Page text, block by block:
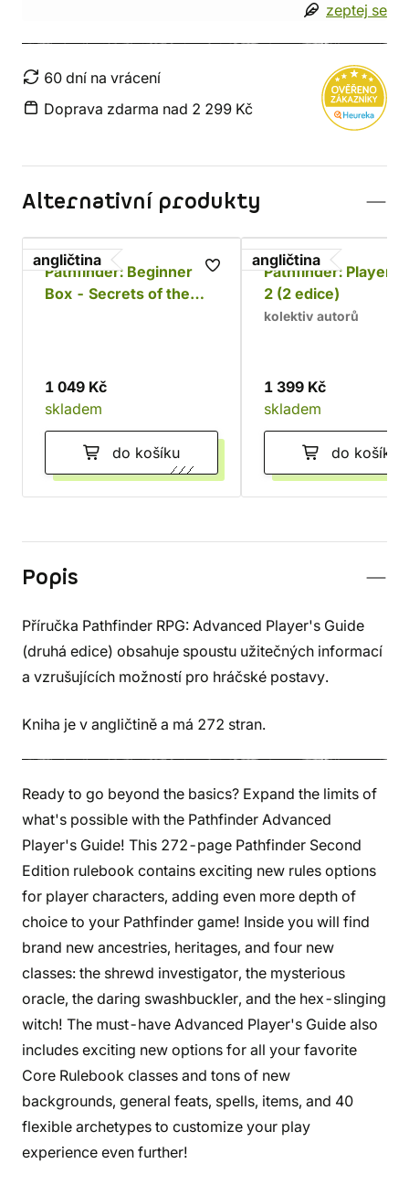
zeptej se
60 dní na vrácení
Doprava zdarma nad 2 299 Kč
Alternativní produkty
angličtina
Pathfinder: Beginner
Box - Secrets of the
1 049 Kč
skladem
do košíku
angličtina
Pathfinder: Player
2 (2 edice)
kolektiv autorů
1 399 Kč
skladem
do košíku
Popis
Příručka Pathfinder RPG: Advanced Player's Guide
(druhá edice) obsahuje spoustu užitečných informací
a vzrušujících možností pro hráčské postavy.
Kniha je v angličtině a má 272 stran.
Ready to go beyond the basics? Expand the limits of
what's possible with the Pathfinder Advanced
Player's Guide! This 272-page Pathfinder Second
Edition rulebook contains exciting new rules options
for player characters, adding even more depth of
choice to your Pathfinder game! Inside you will find
brand new ancestries, heritages, and four new
classes: the shrewd investigator, the mysterious
oracle, the daring swashbuckler, and the hex-slinging
witch! The must-have Advanced Player's Guide also
includes exciting new options for all your favorite
Core Rulebook classes and tons of new
backgrounds, general feats, spells, items, and 40
flexible archetypes to customize your play
experience even further!